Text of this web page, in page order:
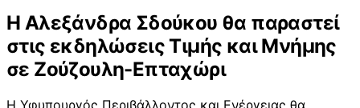
Η Αλεξάνδρα Σδούκου θα παραστεί
στις εκδηλώσεις Τιμής και Μνήμης
σε Ζούζουλη-Επταχώρι